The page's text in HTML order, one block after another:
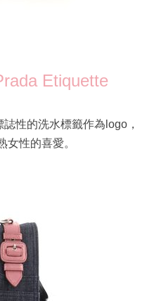
Etiquette
性的洗水標籤作為logo，
女性的喜愛。